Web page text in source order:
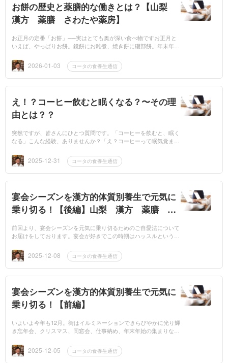
お餅の歴史と薬膳的な働きとは？【山梨
漢方 薬膳 さわたや薬房】
お正月の定番「お餅」──実はとても奥が深い食べ物ですお正月と
いえば、やっぱりお餅。鏡餅にお雑煮、焼き餅に磯部餅。年末年始
あるため意外と...
2026-01-03 コータの食養生通信
え！？コーヒー飲むと眠くなる？〜その理
由とは？？
突然ですが、皆さんにひとつ質問です。「コーヒーを飲むと、眠く
なる」こんな経験、ありませんか？「え？コーヒーって眠気覚まし
ンライン漢方...
2025-12-31 コータの食養生通信
宴会シーズンを漢方的体質別養生で元気に
乗り切る！【後編】山梨 漢方 薬膳 さ
前回より、宴会シーズンを元気に乗り切るためのご自愛法について
お届けをしております。宴会が好きでこの時期はハッスルという方
ない飲み会...2025-12-08 コータの食養生通信
宴会シーズンを漢方的体質別養生で元気に
乗り切る！【前編】
いよいよ今年も12月。街はイルミネーションできらびやかに光り輝
き忘年会、クリスマス、同窓会、仕事納め、年末年始の集まりな
んな季節になるとウ...
2025-12-05 コータの食養生通信